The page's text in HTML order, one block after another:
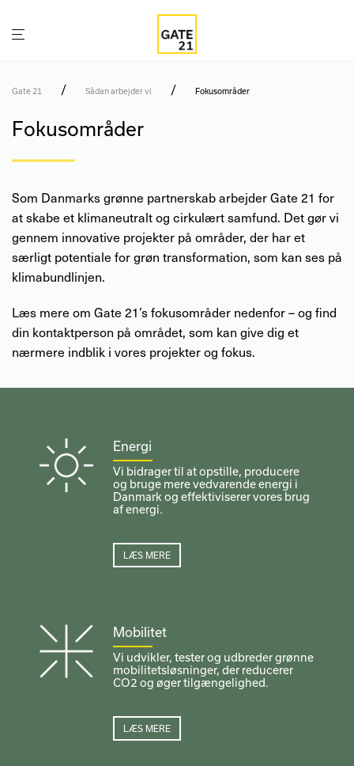
Gate 21 / Sådan arbejder vi / Fokusområder
Fokusområder
Som Danmarks grønne partnerskab arbejder Gate 21 for
at skabe et klimaneutralt og cirkulært samfund. Det gør vi
gennem innovative projekter på områder, der har et
særligt potentiale for grøn transformation, som kan ses på
klimabundlinjen.
Læs mere om Gate 21’s fokusområder nedenfor – og find
din kontaktperson på området, som kan give dig et
nærmere indblik i vores projekter og fokus.
Energi
Vi bidrager til at opstille, producere
og bruge mere vedvarende energi i
Danmark og effektiviserer vores brug
af energi.
LÆS MERE
Mobilitet
Vi udvikler, tester og udbreder grønne
mobilitetsløsninger, der reducerer
CO2 og øger tilgængelighed.
LÆS MERE